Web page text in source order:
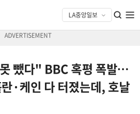
뺐다" BBC 혹평 폭발…
·케인 다 터졌는데, 호날